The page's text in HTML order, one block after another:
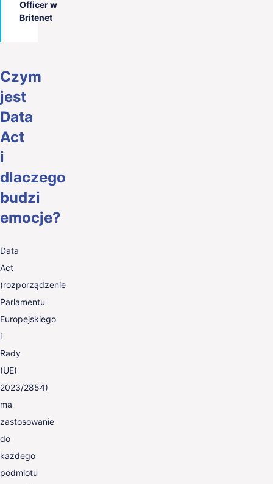
Officer w
Britenet
Czym
jest
Data
Act
i
dlaczego
budzi
emocje?
Data
Act
(rozporządzenie
Parlamentu
Europejskiego
i
Rady
(UE)
2023/2854)
ma
zastosowanie
do
każdego
podmiotu